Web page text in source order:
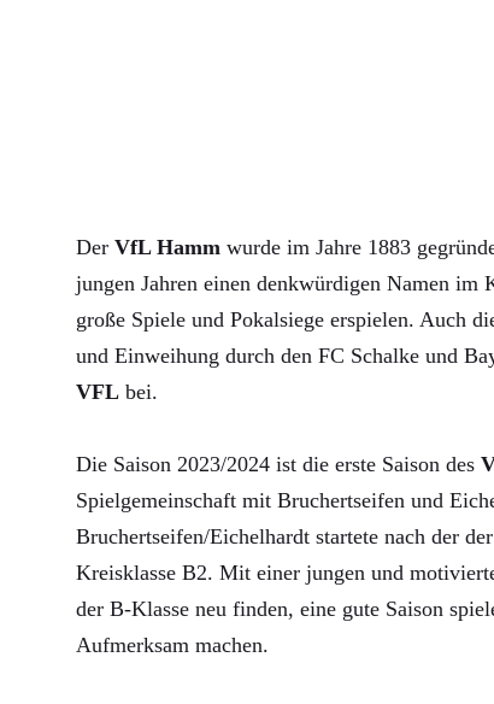
Der VfL Hamm wurde im Jahre 1883
jungen Jahren einen denkwürdigen Namen im
große Spiele und Pokalsiege erspielen. Auch
und Einweihung durch den FC Schalke und
VFL bei.
Die Saison 2023/2024 ist die erste Saison des
Spielgemeinschaft mit Bruchertseifen und
Bruchertseifen/Eichelhardt startete nach der
Kreisklasse B2. Mit einer jungen und
der B-Klasse neu finden, eine gute Saison
Aufmerksam machen.